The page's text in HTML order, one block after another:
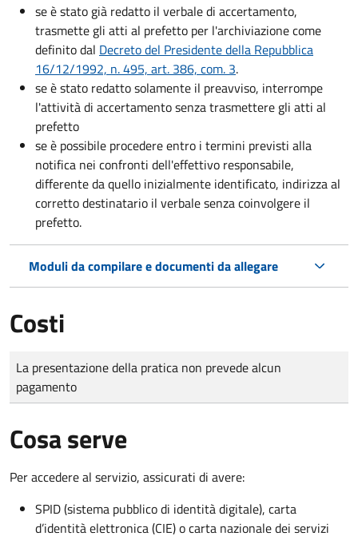
se è stato già redatto il verbale di accertamento,
trasmette gli atti al prefetto per l'archiviazione come
definito dal Decreto del Presidente della Repubblica
16/12/1992, n. 495, art. 386, com. 3.
se è stato redatto solamente il preavviso, interrompe
l'attività di accertamento senza trasmettere gli atti al
prefetto
se è possibile procedere entro i termini previsti alla
notifica nei confronti dell'effettivo responsabile,
differente da quello inizialmente identificato, indirizza al
corretto destinatario il verbale senza coinvolgere il
prefetto.
Moduli da compilare e documenti da allegare
Costi
Tipo di pagamento
Importo
La presentazione della pratica non prevede alcun
pagamento
Cosa serve
Per accedere al servizio, assicurati di avere:
SPID (sistema pubblico di identità digitale), carta
d’identità elettronica (CIE) o carta nazionale dei servizi